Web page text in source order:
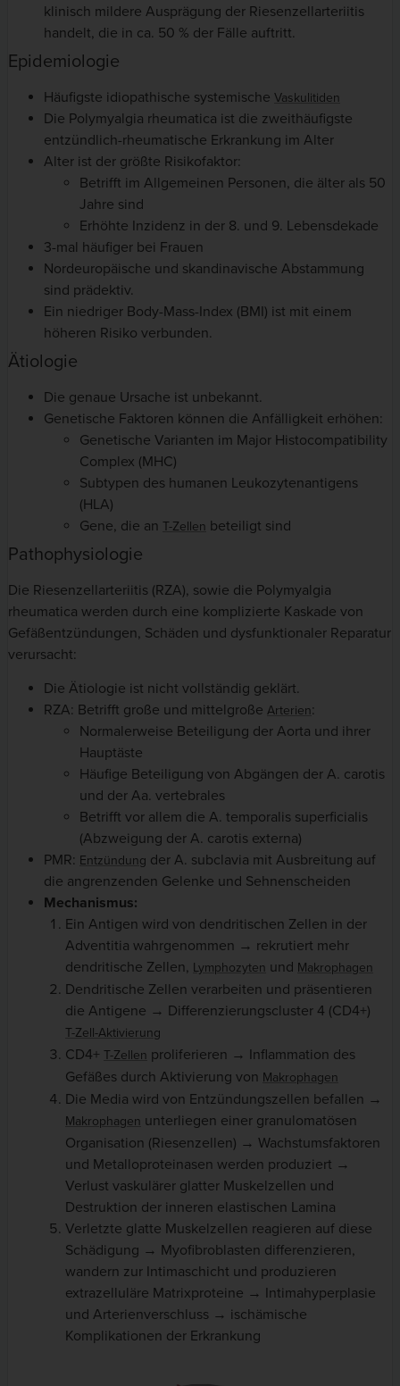
klinisch mildere Ausprägung der Riesenzellarteriitis
handelt, die in ca. 50 % der Fälle auftritt.
Epidemiologie
Häufigste idiopathische systemische Vaskulitiden
Die Polymyalgia rheumatica ist die zweithäufigste
entzündlich-rheumatische Erkrankung im Alter
Alter ist der größte Risikofaktor:
Betrifft im Allgemeinen Personen, die älter als 50
Jahre sind
Erhöhte Inzidenz in der 8. und 9. Lebensdekade
3-mal häufiger bei Frauen
Nordeuropäische und skandinavische Abstammung
sind prädektiv.
Ein niedriger Body-Mass-Index (BMI) ist mit einem
höheren Risiko verbunden.
Ätiologie
Die genaue Ursache ist unbekannt.
Genetische Faktoren können die Anfälligkeit erhöhen:
Genetische Varianten im Major Histocompatibility
Complex (MHC)
Subtypen des humanen Leukozytenantigens
(HLA)
Gene, die an T-Zellen beteiligt sind
Pathophysiologie
Die Riesenzellarteriitis (RZA), sowie die Polymyalgia
rheumatica werden durch eine komplizierte Kaskade von
Gefäßentzündungen, Schäden und dysfunktionaler Reparatur
verursacht:
Die Ätiologie ist nicht vollständig geklärt.
RZA: Betrifft große und mittelgroße Arterien:
Normalerweise Beteiligung der Aorta und ihrer
Hauptäste
Häufige Beteiligung von Abgängen der A. carotis
und der Aa. vertebrales
Betrifft vor allem die A. temporalis superficialis
(Abzweigung der A. carotis externa)
PMR: Entzündung der A. subclavia mit Ausbreitung auf
die angrenzenden Gelenke und Sehnenscheiden
Mechanismus:
Ein Antigen wird von dendritischen Zellen in der
Adventitia wahrgenommen → rekrutiert mehr
dendritische Zellen, Lymphozyten und Makrophagen
Dendritische Zellen verarbeiten und präsentieren
die Antigene → Differenzierungscluster 4 (CD4+)
T-Zell-Aktivierung
CD4+ T-Zellen proliferieren → Inflammation des
Gefäßes durch Aktivierung von Makrophagen
Die Media wird von Entzündungszellen befallen →
Makrophagen unterliegen einer granulomatösen
Organisation (Riesenzellen) → Wachstumsfaktoren
und Metalloproteinasen werden produziert →
Verlust vaskulärer glatter Muskelzellen und
Destruktion der inneren elastischen Lamina
Verletzte glatte Muskelzellen reagieren auf diese
Schädigung → Myofibroblasten differenzieren,
wandern zur Intimaschicht und produzieren
extrazelluläre Matrixproteine → Intimahyperplasie
und Arterienverschluss → ischämische
Komplikationen der Erkrankung